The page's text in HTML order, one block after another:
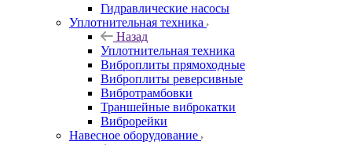
Гидравлические насосы
Уплотнительная техника
Назад
Уплотнительная техника
Виброплиты прямоходные
Виброплиты реверсивные
Вибротрамбовки
Траншейные виброкатки
Виброрейки
Навесное оборудование